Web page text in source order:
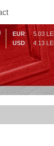
EUR:
5.03 LEI
USD: 4.13 LEI